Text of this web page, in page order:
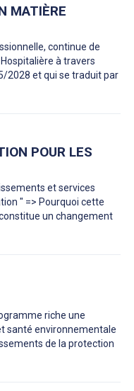
MATIÈRE
continue de
à travers
2028 et qui se traduit par
POUR LES
et services
" => Pourquoi cette
un changement
riche une
santé environnementale
de la protection